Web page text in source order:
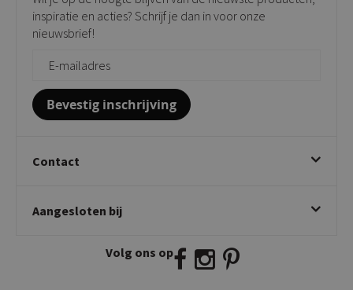
Bijzettafels
Onderhoudsproducten
Vloerbescherming
Giftcards
inspiratie en acties? Schrijf je dan in voor onze
nieuwsbrief!
Bevestig inschrijving
Contact
Twijnstraweg 2
info@kickcollection.nl
Aangesloten bij
Volg ons op